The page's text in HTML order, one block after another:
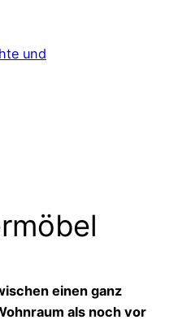
und
einen ganz
als noch vor